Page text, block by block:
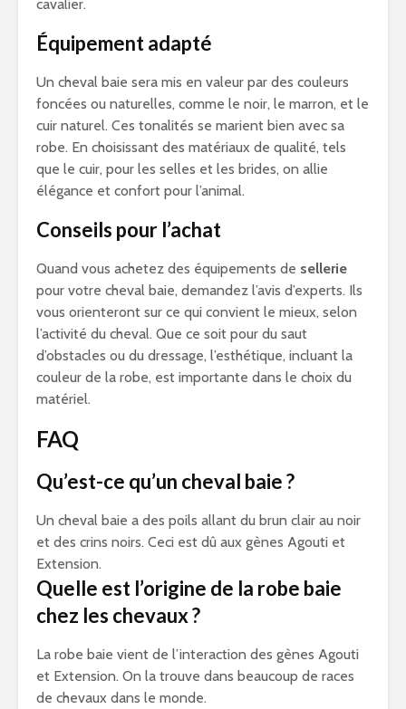
cavalier.
Équipement adapté
Un cheval baie sera mis en valeur par des couleurs
foncées ou naturelles, comme le noir, le marron, et le
cuir naturel. Ces tonalités se marient bien avec sa
robe. En choisissant des matériaux de qualité, tels
que le cuir, pour les selles et les brides, on allie
élégance et confort pour l’animal.
Conseils pour l’achat
Quand vous achetez des équipements de sellerie
pour votre cheval baie, demandez l’avis d’experts. Ils
vous orienteront sur ce qui convient le mieux, selon
l’activité du cheval. Que ce soit pour du saut
d’obstacles ou du dressage, l’esthétique, incluant la
couleur de la robe, est importante dans le choix du
matériel.
FAQ
Qu’est-ce qu’un cheval baie ?
Un cheval baie a des poils allant du brun clair au noir
et des crins noirs. Ceci est dû aux gènes Agouti et
Extension.
Quelle est l’origine de la robe baie
chez les chevaux ?
La robe baie vient de l’interaction des gènes Agouti
et Extension. On la trouve dans beaucoup de races
de chevaux dans le monde.